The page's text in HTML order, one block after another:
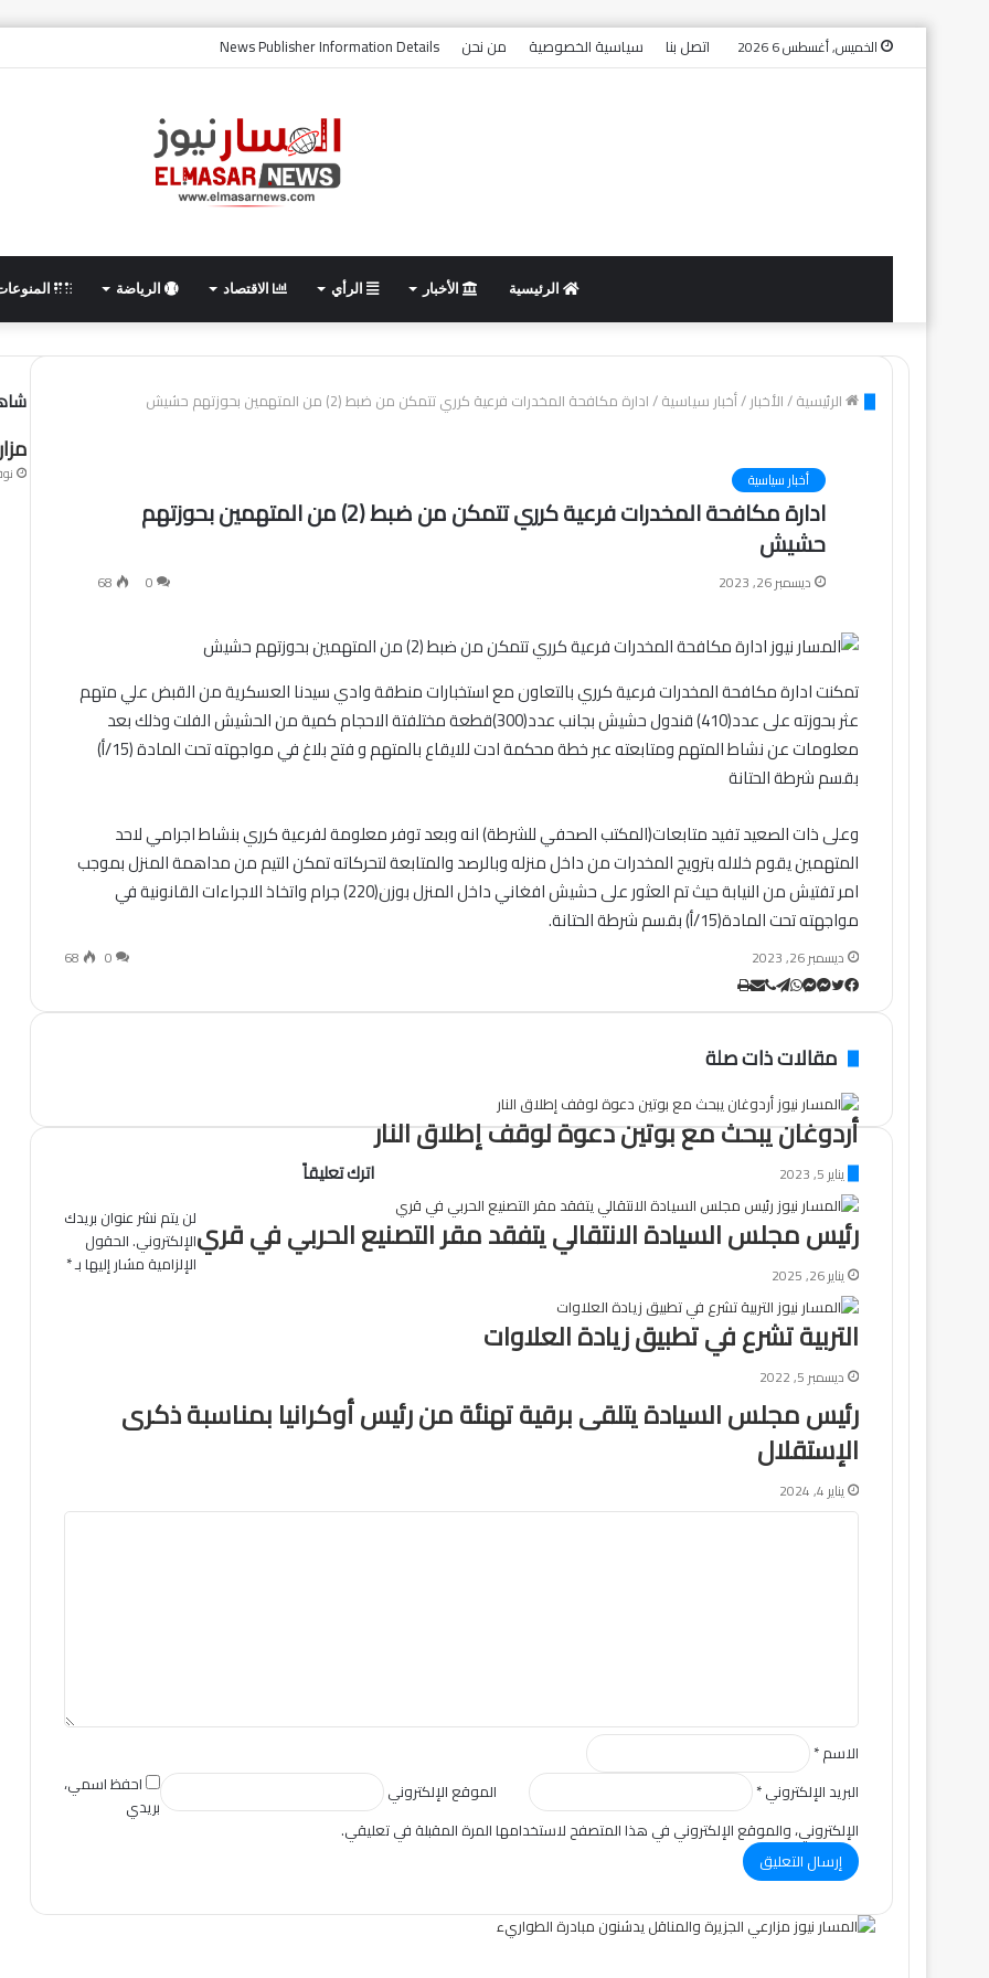
الخميس, أغسطس 6 2026 اتصل بنا سياسية الخصوصية من نحن News Publisher Information Details
الرئيسية الأخبار الرأي الاقتصاد الرياضة
الرئيسية/الأخبار/أخبار سياسية/ادارة مكافحة المخدرات فرعية كرري تتمكن من ضبط (2) من المتهمين بحوزتهم حشيش
أخبار سياسية
ادارة مكافحة المخدرات فرعية كرري تتمكن من ضبط (2) من المتهمين بحوزتهم
حشيش
ديسمبر 26, 2023 0
68
تمكنت ادارة مكافحة المخدرات فرعية كرري بالتعاون مع استخبارات منطقة وادي سيدنا العسكرية من القبض علي متهم
عثر بحوزته على عدد(410) قندول حشيش بجانب عدد(300)قطعة مختلفتة الاحجام كمية من الحشيش الفلت وذلك بعد
معلومات عن نشاط المتهم ومتابعته عبر خطة محكمة ادت للايقاع بالمتهم و فتح بلاغ في مواجهته تحت المادة (15/أ)
بقسم شرطة الحتانة
وعلى ذات الصعيد تفيد متابعات(المكتب الصحفي للشرطة) انه وبعد توفر معلومة لفرعية كرري بنشاط اجرامي لاحد
المتهمين يقوم خلاله بترويج المخدرات من داخل منزله وبالرصد والمتابعة لتحركاته تمكن التيم من مداهمة المنزل بموجب
امر تفتيش من النيابة حيث تم العثور على حشيش افغاني داخل المنزل بوزن(220) جرام واتخاذ الاجراءات القانونية في
مواجهته تحت المادة(15/أ) بقسم شرطة الحتانة.
ديسمبر 26, 2023 0
68
فيسبوك
تويتر
ماسنجر
ماسنجر
واتساب
تيلقرام
ڤايبر
مشاركة
عبر
طباعة
مقالات ذات صلة
أردوغان يبحث مع بوتين دعوة لوقف إطلاق النار
يناير 5, 2023
رئيس مجلس السيادة الانتقالي يتفقد مقر التصنيع الحربي في قري
يناير 26, 2025
التربية تشرع في تطبيق زيادة العلاوات
ديسمبر 5, 2022
رئيس مجلس السيادة يتلقى برقية تهنئة من رئيس أوكرانيا بمناسبة ذكرى
الإستقلال
يناير 4, 2024
اترك تعليقاً
لن يتم نشر عنوان بريدك
الإلكتروني.الحقول
الإلزامية مشار إليها بـ*
ا
الاسم*
البريد الإلكتروني* الموقع الإلكتروني
احفظ اسمي،
بريدي
الإلكتروني، والموقع الإلكتروني في هذا المتصفح لاستخدامها المرة المقبلة في تعليقي.